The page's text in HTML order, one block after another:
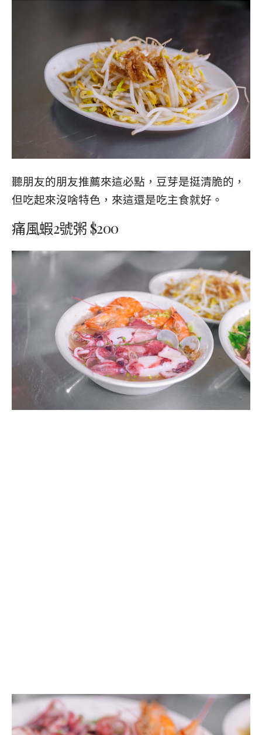
聽朋友的朋友推薦來這必點，豆芽是挺清脆的，
但吃起來沒啥特色，來這還是吃主食就好。
痛風蝦2號粥 $200